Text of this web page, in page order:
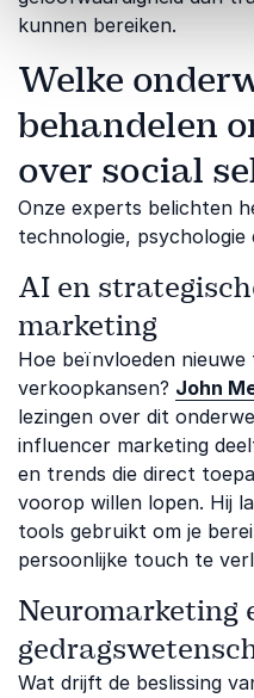
kunnen bereiken.
Welke
behandelen
over social
Onze experts belichten
technologie,
AI en
marketing
Hoe beïnvloeden
verkoopkansen? John
lezingen over dit
influencer marketing
en trends die direct
voorop willen lopen. Hij
tools gebruikt om je
persoonlijke touch te
Neuromarketing
Wat drijft de beslissing